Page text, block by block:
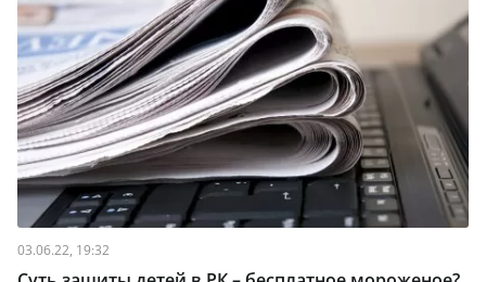
03.06.22, 19:32